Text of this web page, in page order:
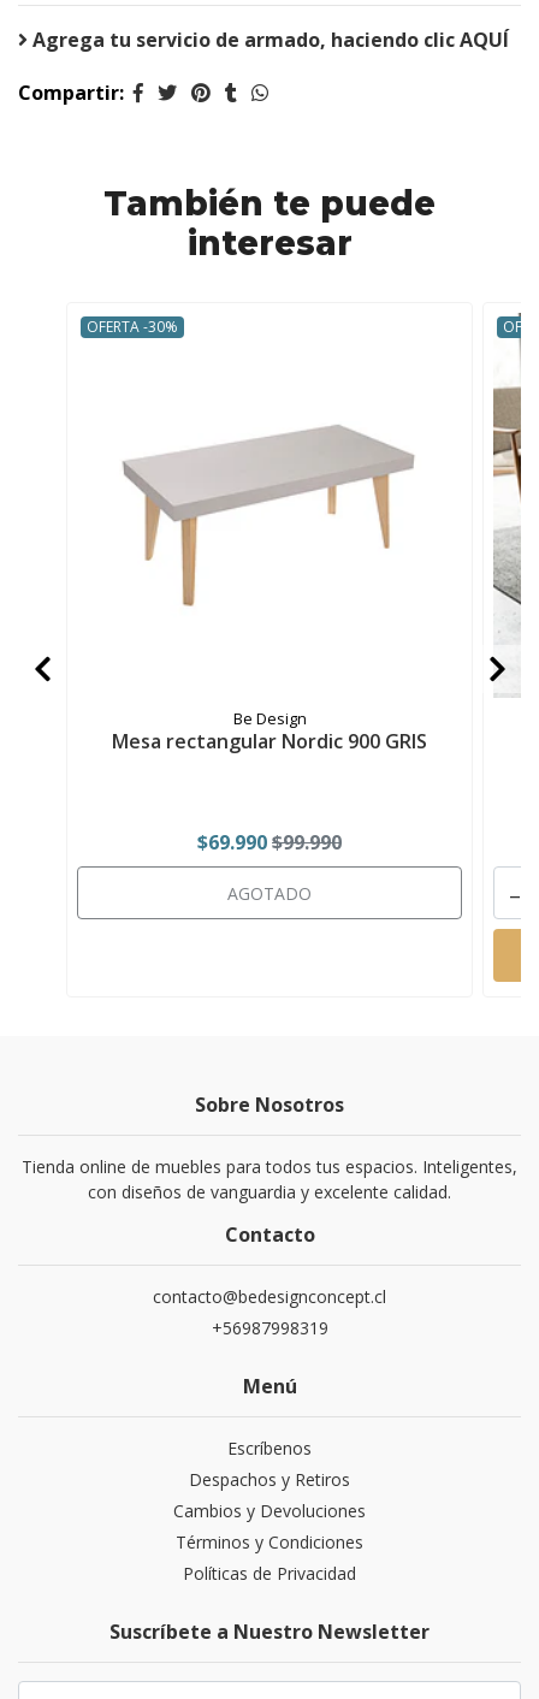
Agrega tu servicio de armado, haciendo clic AQUÍ
Compartir:
También te puede
interesar
OFERTA -30%
Be Design
Mesa rectangular Nordic 900 GRIS
$69.990$99.990
AGOTADO -
Sobre Nosotros
Tienda online de muebles para todos tus espacios. Inteligentes,
con diseños de vanguardia y excelente calidad.
Contacto
contacto@bedesignconcept.cl
+56987998319
Menú
Escríbenos
Despachos y Retiros
Cambios y Devoluciones
Términos y Condiciones
Políticas de Privacidad
Suscríbete a Nuestro Newsletter